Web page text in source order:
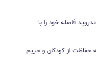
فاصله خود را با
حفاظت از کودکان و حریم